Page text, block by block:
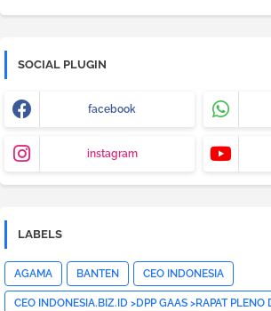
SOCIAL PLUGIN
facebook
instagram
LABELS
AGAMA BANTEN CEO INDONESIA
CEO INDONESIA.BIZ.ID >DPP GAAS >RAPAT PLENO